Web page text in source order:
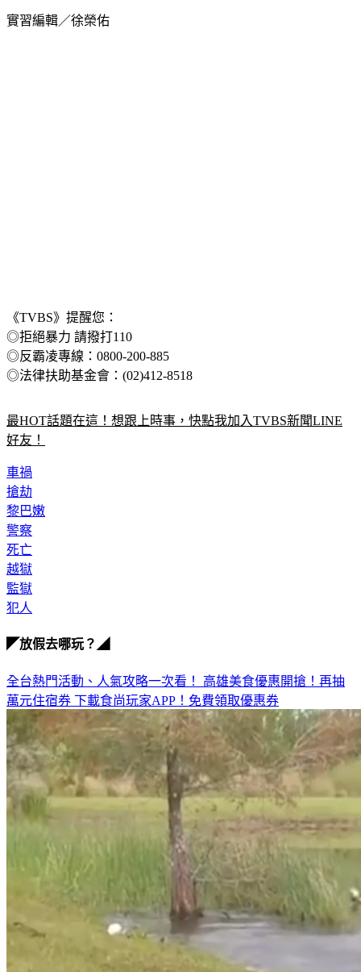
《TVBS》提醒您：
◎拒絕暴力 請撥打110
◎反霸凌專線：0800-200-885
最HOT話題在這！想跟上時事，快點我加入TVBS新聞LINE
車禍
搶劫
黎巴嫩
警察
死亡
越獄
監獄
全台熱門活動、人氣攻略一次看！高雄美食優惠開搶！再抽
萬元住宿券
下載食尚玩家APP！免費領取優惠券